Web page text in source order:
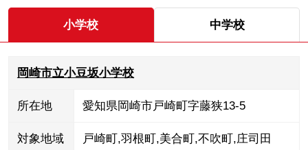
小学校 中学校
岡崎市立小豆坂小学校
所在地 愛知県岡崎市戸崎町字藤狭13-5
対象地域 戸崎町 ,羽根町 ,美合町 ,不吹町 ,庄司田